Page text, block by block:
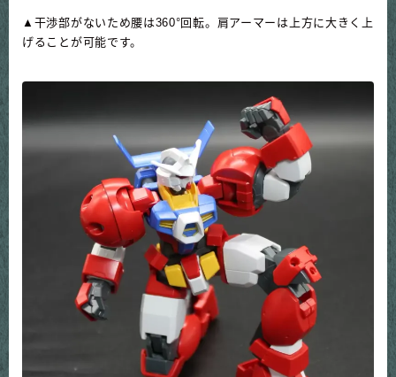
▲干渉部がないため腰は360°回転。肩アーマーは上方に大きく上
げることが可能です。